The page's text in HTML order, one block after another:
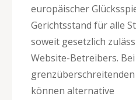
europäischer
Gerichtsstand für alle
soweit gesetzlich
Website-Betreibers. Bei
können alternative